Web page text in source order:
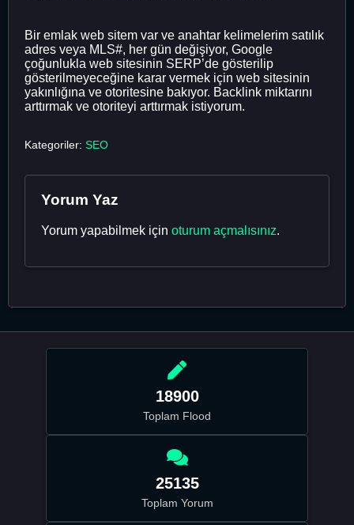
Bir emlak web sitem var ve anahtar kelimelerim satılık
adres veya MLS#, her gün değişiyor, Google
çoğunlukla web sitesinin SERP’de gösterilip
gösterilmeyeceğine karar vermek için web sitesinin
yakınlığına ve otoritesine bakıyor. Backlink miktarını
arttırmak ve otoriteyi arttırmak istiyorum.
Kategoriler: SEO
Yorum Yaz
Yorum yapabilmek için oturum açmalısınız.
18900
Toplam Flood
25135
Toplam Yorum